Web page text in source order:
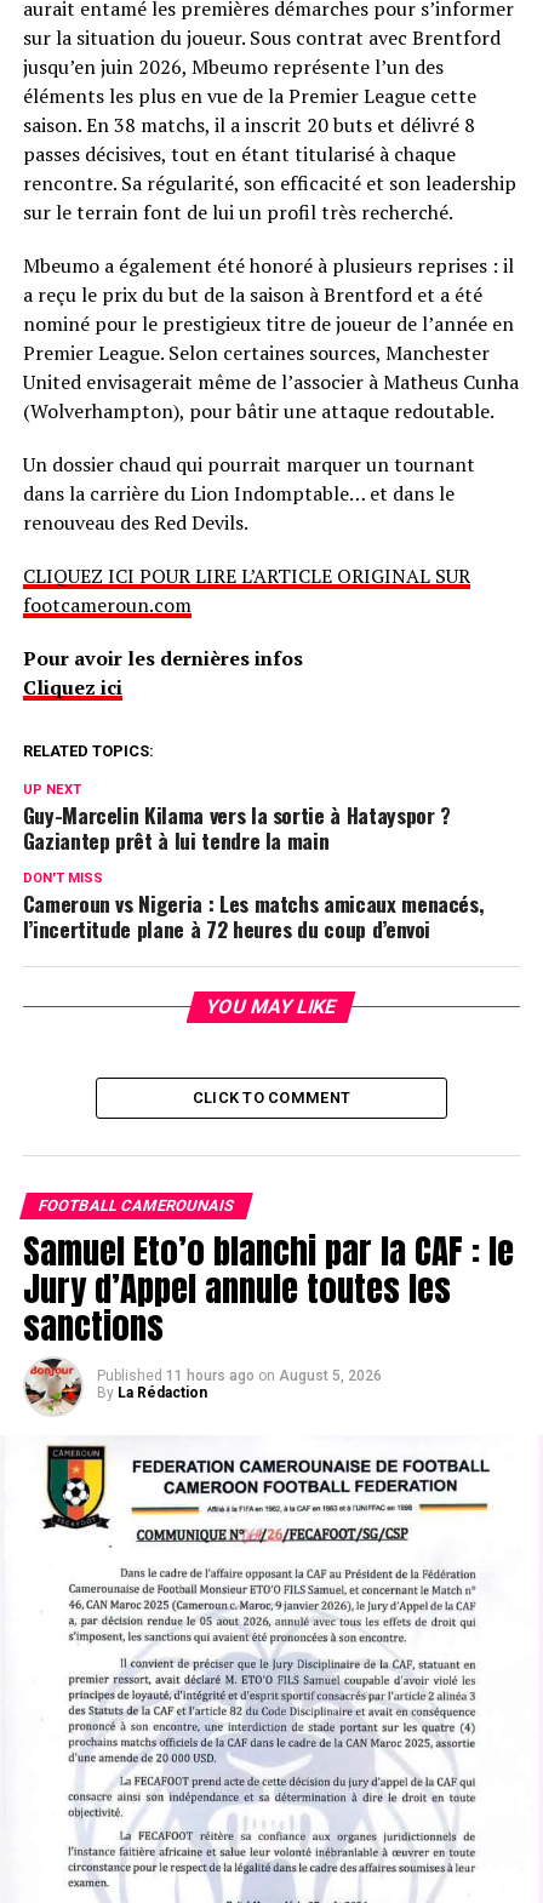
aurait entamé les premières démarches pour s’informer
sur la situation du joueur. Sous contrat avec Brentford
jusqu’en juin 2026, Mbeumo représente l’un des
éléments les plus en vue de la Premier League cette
saison. En 38 matchs, il a inscrit 20 buts et délivré 8
passes décisives, tout en étant titularisé à chaque
rencontre. Sa régularité, son efficacité et son leadership
sur le terrain font de lui un profil très recherché.
Mbeumo a également été honoré à plusieurs reprises : il
a reçu le prix du but de la saison à Brentford et a été
nominé pour le prestigieux titre de joueur de l’année en
Premier League. Selon certaines sources, Manchester
United envisagerait même de l’associer à Matheus Cunha
(Wolverhampton), pour bâtir une attaque redoutable.
Un dossier chaud qui pourrait marquer un tournant
dans la carrière du Lion Indomptable… et dans le
renouveau des Red Devils.
CLIQUEZ ICI POUR LIRE L’ARTICLE ORIGINAL SUR
footcameroun.com
Pour avoir les dernières infos
Cliquez ici
RELATED TOPICS:
UP NEXT
Guy-Marcelin Kilama vers la sortie à Hatayspor ?
Gaziantep prêt à lui tendre la main
DON'T MISS
Cameroun vs Nigeria : Les matchs amicaux menacés,
l’incertitude plane à 72 heures du coup d’envoi
YOU MAY LIKE
CLICK TO COMMENT
FOOTBALL CAMEROUNAIS
Samuel Eto’o blanchi par la CAF : le
Jury d’Appel annule toutes les
sanctions
Published 11 hours ago on August 5, 2026
By La Rédaction